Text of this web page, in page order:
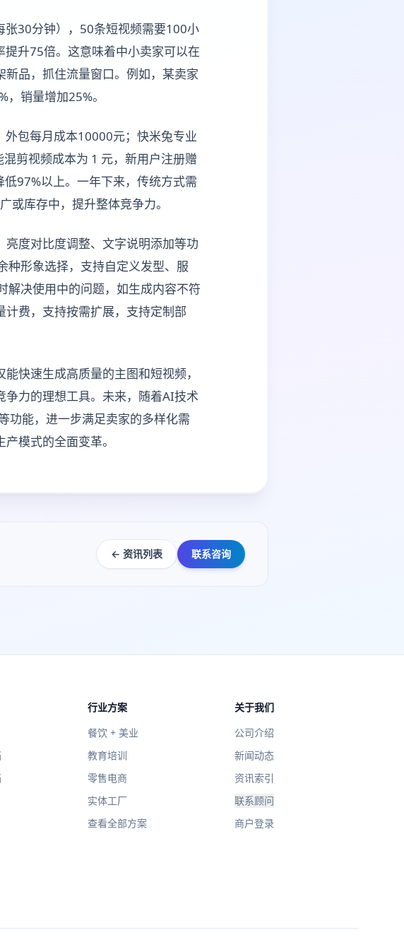
30分钟），50条短视频需要100小
升75倍。这意味着中小卖家可以在
品，抓住流量窗口。例如，某卖家
销量增加25%。
包每月成本10000元；快米兔专业
剪视频成本为 1 元，新用户注册赠
97%以上。一年下来，传统方式需
库存中，提升整体竞争力。
度对比度调整、文字说明添加等功
种形象选择，支持自定义发型、服
解决使用中的问题，如生成内容不符
费，支持按需扩展，支持定制部
快速生成高质量的主图和短视频，
力的理想工具。未来，随着AI技术
功能，进一步满足卖家的多样化需
模式的全面变革。
← 资讯列表 联系咨询
行业方案
餐饮 + 美业
教育培训
零售电商
实体工厂
查看全部方案
关于我们
公司介绍
新闻动态
资讯索引
联系顾问
商户登录